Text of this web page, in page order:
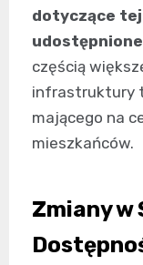
dotyczące
częścią
infrastruktury
mającego na
mieszkańców.
Zmiany